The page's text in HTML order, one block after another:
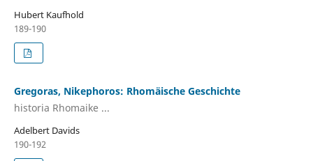
Hubert Kaufhold
189-190
Gregoras, Nikephoros: Rhomäische Geschichte
historia Rhomaike ...
Adelbert Davids
190-192